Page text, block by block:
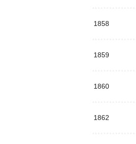
1858
1859
1860
1862